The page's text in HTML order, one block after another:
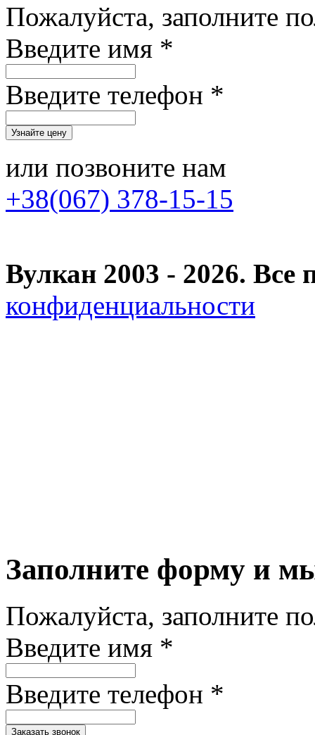
Пожалуйста, заполните
Введите имя *
Введите телефон *
или позвоните нам
+38(067) 378-15-15
Вулкан 2003 - 2026.
конфиденциальности
Заполните форму и
Пожалуйста, заполните
Введите имя *
Введите телефон *